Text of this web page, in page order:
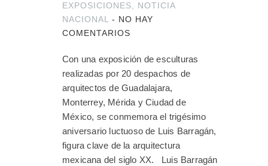
EXPOSICIONES
NOTICIA
NACIONAL
- NO HAY
COMENTARIOS
Con una exposición de esculturas
realizadas por 20 despachos de
arquitectos de Guadalajara,
Monterrey, Mérida y Ciudad de
México, se conmemora el trigésimo
aniversario luctuoso de Luis Barragán,
figura clave de la arquitectura
mexicana del siglo XX. Luis Barragán